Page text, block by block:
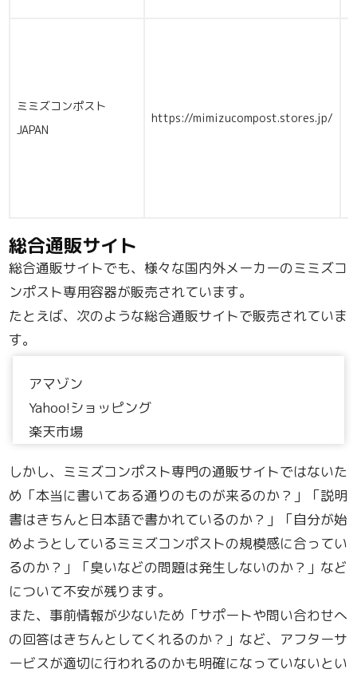
ミミズコンポスト
JAPAN
https://mimizucompost.stores.jp/
総合通販サイト
総合通販サイトでも、様々な国内外メーカーのミミズコ
ンポスト専用容器が販売されています。
たとえば、次のような総合通販サイトで販売されていま
す。
アマゾン
Yahoo!ショッピング
楽天市場
しかし、ミミズコンポスト専門の通販サイトではないた
め「本当に書いてある通りのものが来るのか？」「説明
書はきちんと日本語で書かれているのか？」「自分が始
めようとしているミミズコンポストの規模感に合ってい
るのか？」「臭いなどの問題は発生しないのか？」など
について不安が残ります。
また、事前情報が少ないため「サポートや問い合わせへ
の回答はきちんとしてくれるのか？」など、アフターサ
ービスが適切に行われるのかも明確になっていないとい